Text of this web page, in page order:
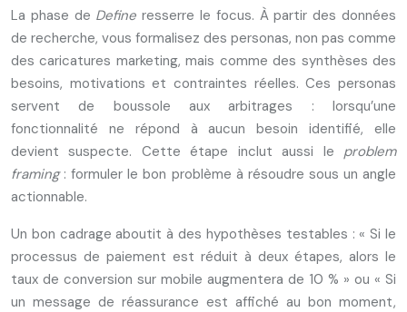
La phase de Define resserre le focus. À partir des données
de recherche, vous formalisez des personas, non pas comme
des caricatures marketing, mais comme des synthèses des
besoins, motivations et contraintes réelles. Ces personas
servent de boussole aux arbitrages : lorsqu’une
fonctionnalité ne répond à aucun besoin identifié, elle
devient suspecte. Cette étape inclut aussi le problem
framing: formuler le bon problème à résoudre sous un angle
actionnable.
Un bon cadrage aboutit à des hypothèses testables : « Si le
processus de paiement est réduit à deux étapes, alors le
taux de conversion sur mobile augmentera de 10 % » ou « Si
un message de réassurance est affiché au bon moment,